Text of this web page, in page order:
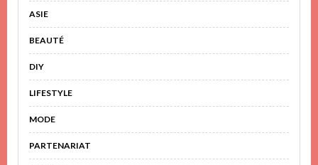
ASIE
BEAUTÉ
DIY
LIFESTYLE
MODE
PARTENARIAT